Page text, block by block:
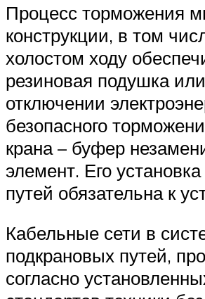
Процесс торможения
конструкции, в том
холостом ходу
резиновая подушка
отключении
безопасного
крана – буфер
элемент. Его
путей обязательна к
Кабельные сети в
подкрановых путей,
согласно